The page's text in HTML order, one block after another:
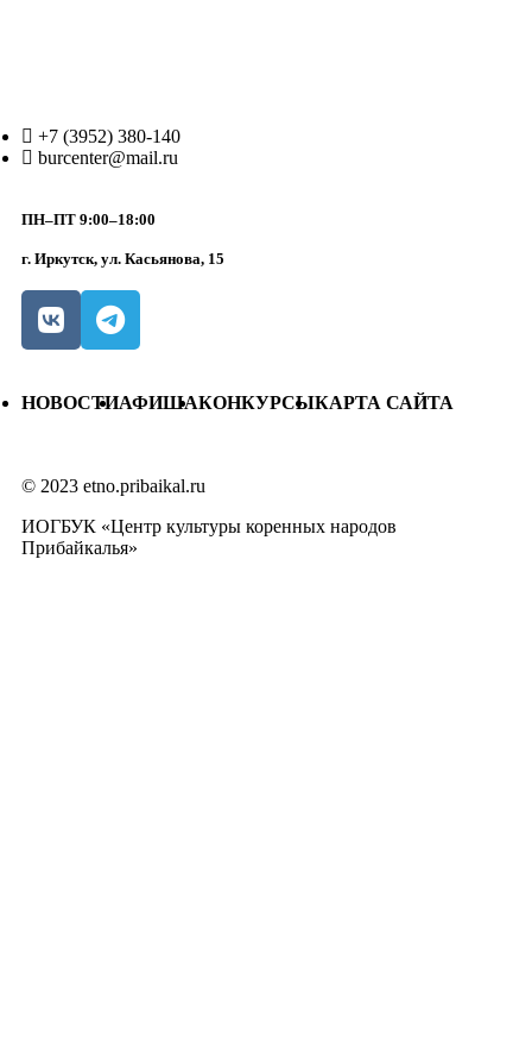
+7 (3952) 380-140
burcenter@mail.ru
ПН–ПТ 9:00–18:00
г. Иркутск, ул. Касьянова, 15
НОВОСТИАФИШАКОНКУРСЫКАРТА САЙТА
© 2023 etno.pribaikal.ru
ИОГБУК «Центр культуры коренных народов
Прибайкалья»